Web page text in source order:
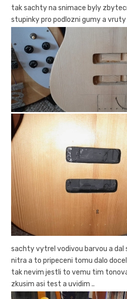
tak sachty na snimace byly
stupinky pro podlozni gumy a vruty
sachty vytrel vodivou barvou a
nitra a to pripeceni tomu dalo
tak nevim jestli to vemu tim
zkusim asi test a uvidim ..